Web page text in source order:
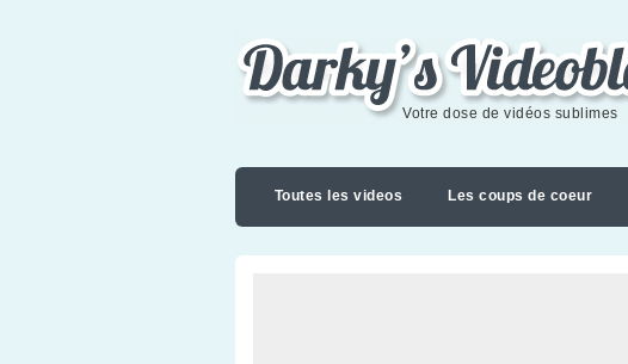
Darky's videoblog
Votre dose de vidéos sublimes
Toutes les videos Les coups de coeur